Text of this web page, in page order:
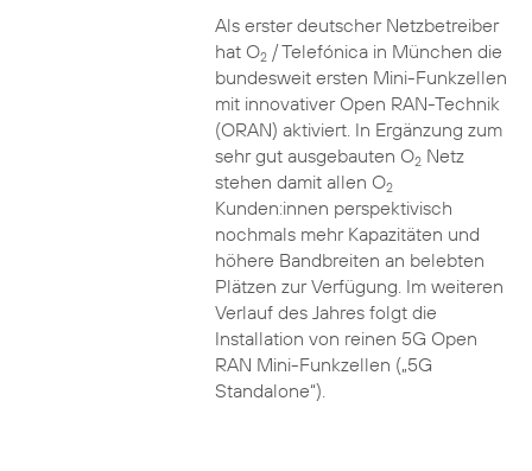
Als erster deutscher Netzbetreiber
hat O2/ Telefónica in München die
bundesweit ersten Mini-Funkzellen
mit innovativer Open RAN-Technik
(ORAN) aktiviert. In Ergänzung zum
sehr gut ausgebauten O2Netz
stehen damit allen O2
Kunden:innen perspektivisch
nochmals mehr Kapazitäten und
höhere Bandbreiten an belebten
Plätzen zur Verfügung. Im weiteren
Verlauf des Jahres folgt die
Installation von reinen 5G Open
RAN Mini-Funkzellen („5G
Standalone“).